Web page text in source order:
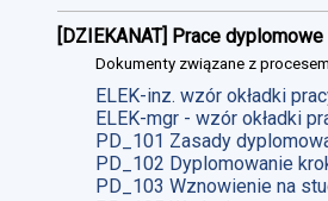
[DZIEKANAT] Prace dyplomowe
Dokumenty związane z
ELEK-inz. wzór okładki
ELEK-mgr - wzór okładki
PD_101 Zasady
PD_102 Dyplomowanie
PD_103 Wznowienie na